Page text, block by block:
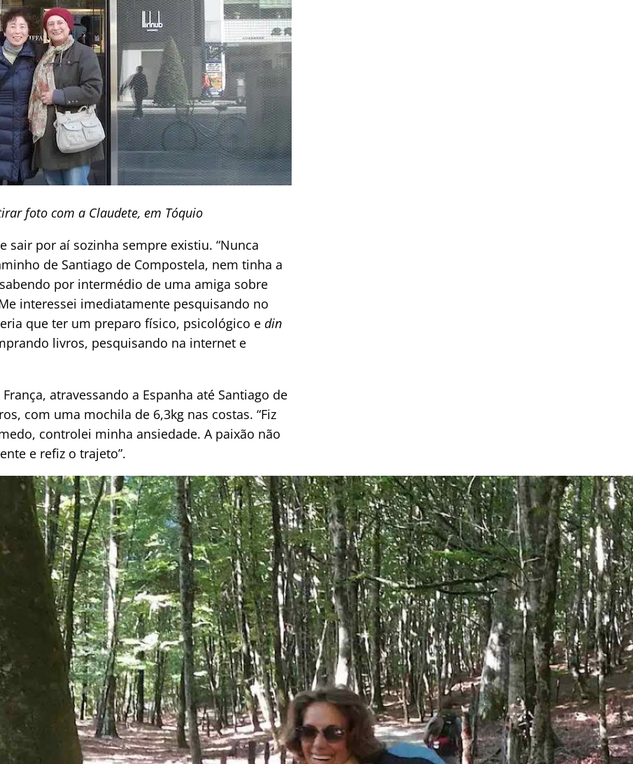
foto com a Claudete, em Tóquio
sair por aí sozinha sempre existiu. “Nunca
de Santiago de Compostela, nem tinha a
por intermédio de uma amiga sobre
interessei imediatamente pesquisando no
que ter um preparo físico, psicológico e din
livros, pesquisando na internet e
atravessando a Espanha até Santiago de
com uma mochila de 6,3kg nas costas. “Fiz
controlei minha ansiedade. A paixão não
e refiz o trajeto”.